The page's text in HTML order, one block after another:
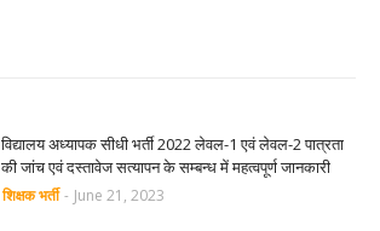
विद्यालय अध्यापक सीधी भर्ती 2022 लेवल-1 एवं लेवल-2 पात्रता
की जांच एवं दस्तावेज सत्यापन के सम्बन्ध में महत्वपूर्ण जानकारी
शिक्षक भर्ती - June 21, 2023